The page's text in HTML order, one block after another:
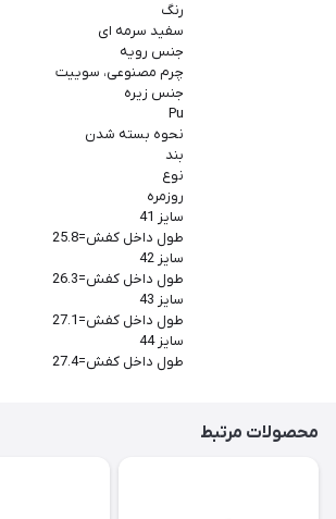
رنگ
سفید سرمه ای
جنس رویه
چرم مصنوعی، سوییت
جنس زیره
Pu
نحوه بسته شدن
بند
نوع
روزمره
سایز 41
طول داخل کفش=25.8
سایز 42
طول داخل کفش=26.3
سایز 43
طول داخل کفش=27.1
سایز 44
طول داخل کفش=27.4
محصولات مرتبط